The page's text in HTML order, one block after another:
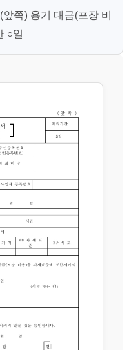
쪽) 용기 대금(포장 비
○일